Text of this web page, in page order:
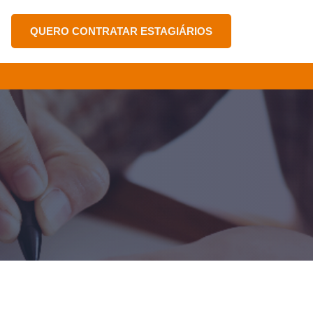
QUERO CONTRATAR ESTAGIÁRIOS